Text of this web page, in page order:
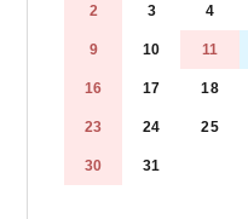
2 3 4
9 10 11
16 17 18
23 24 25
30 31